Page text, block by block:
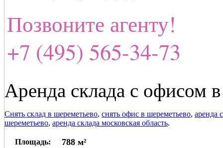
Позвоните агенту!
+7 (495) 565-34-73
Аренда склада с офисом
Снять склад в шереметьево, снять офис в шереметьево, аренда
шереметьево, аренда склада московская область.
Площадь: 788 м²